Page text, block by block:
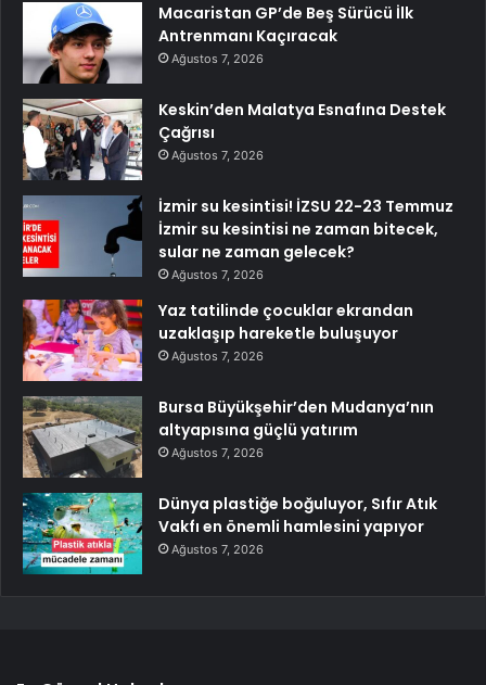
Macaristan GP’de Beş Sürücü İlk
Antrenmanı Kaçıracak
Ağustos 7, 2026
Keskin’den Malatya Esnafına Destek
Çağrısı
Ağustos 7, 2026
İzmir su kesintisi! İZSU 22-23 Temmuz
İzmir su kesintisi ne zaman bitecek,
sular ne zaman gelecek?
Ağustos 7, 2026
Yaz tatilinde çocuklar ekrandan
uzaklaşıp hareketle buluşuyor
Ağustos 7, 2026
Bursa Büyükşehir’den Mudanya’nın
altyapısına güçlü yatırım
Ağustos 7, 2026
Dünya plastiğe boğuluyor, Sıfır Atık
Vakfı en önemli hamlesini yapıyor
Ağustos 7, 2026